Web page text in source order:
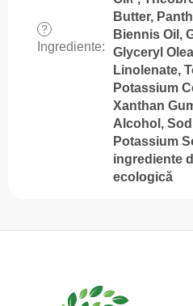
?
Ingrediente:
Butter,
Biennis Oil,
Glyceryl
Linolenate,
Potassium
Xanthan
Alcohol,
Potassium
ingrediente
ecologică